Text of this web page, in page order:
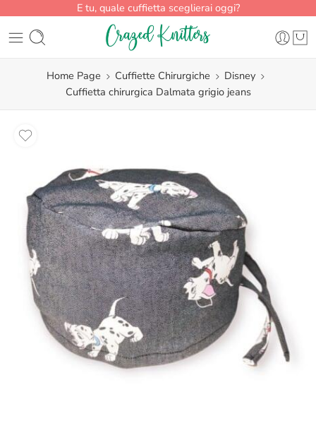
E tu, quale cuffietta sceglierai oggi?
Home Page Cuffiette Chirurgiche
Disney
Cuffietta chirurgica Dalmata grigio jeans